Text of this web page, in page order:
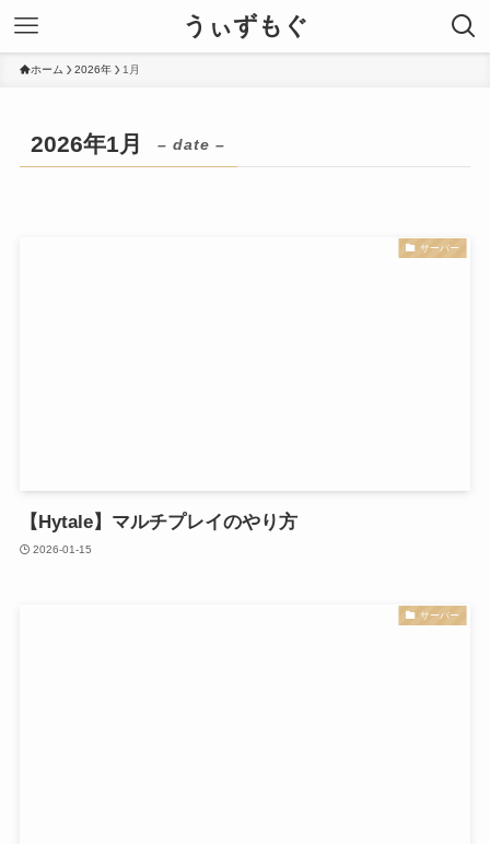
うぃずもぐ
ホーム 2026年 1月
2026年1月 – date –
サーバー
【Hytale】マルチプレイのやり方
2026-01-15
サーバー